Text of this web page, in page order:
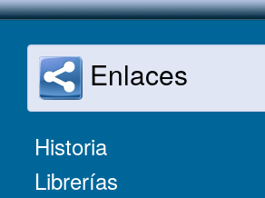
Enlaces
Historia
Librerías